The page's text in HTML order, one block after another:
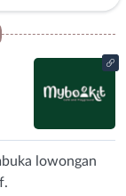
lowongan